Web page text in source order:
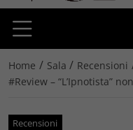
Home / Sala / Recensioni
#Review – “L’Ipnotista”
Recensioni